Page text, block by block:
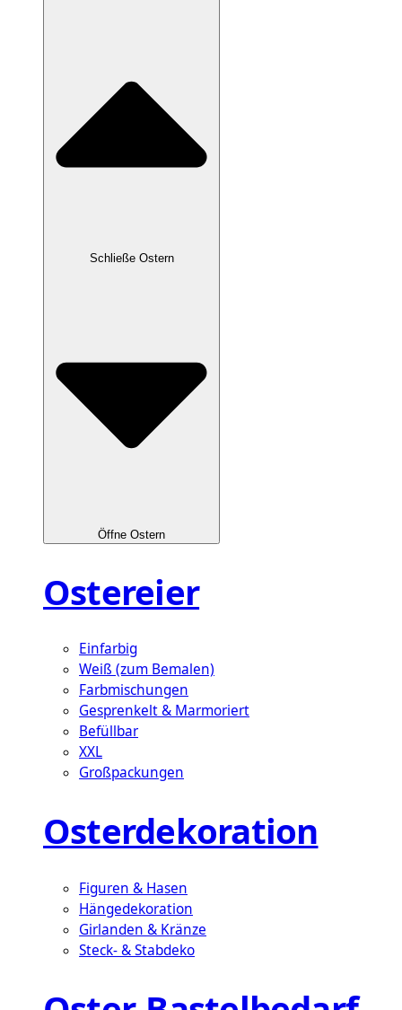
Schließe Ostern
Öffne Ostern
Ostereier
Einfarbig
Weiß (zum Bemalen)
Farbmischungen
Gesprenkelt & Marmoriert
Befüllbar
XXL
Großpackungen
Osterdekoration
Figuren & Hasen
Hängedekoration
Girlanden & Kränze
Steck- & Stabdeko